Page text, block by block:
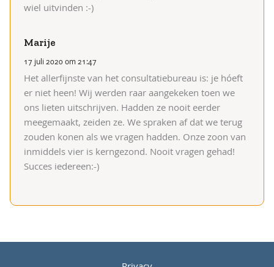
wiel uitvinden :-)
Marije
17 juli 2020 om 21:47
Het allerfijnste van het consultatiebureau is: je hóeft
er niet heen! Wij werden raar aangekeken toen we
ons lieten uitschrijven. Hadden ze nooit eerder
meegemaakt, zeiden ze. We spraken af dat we terug
zouden konen als we vragen hadden. Onze zoon van
inmiddels vier is kerngezond. Nooit vragen gehad!
Succes iedereen:-)